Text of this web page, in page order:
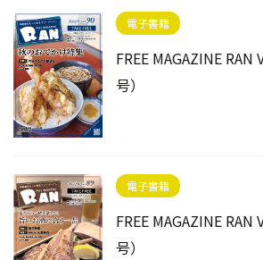
電子書籍
FREE MAGAZINE
号）
電子書籍
FREE MAGAZINE
号）